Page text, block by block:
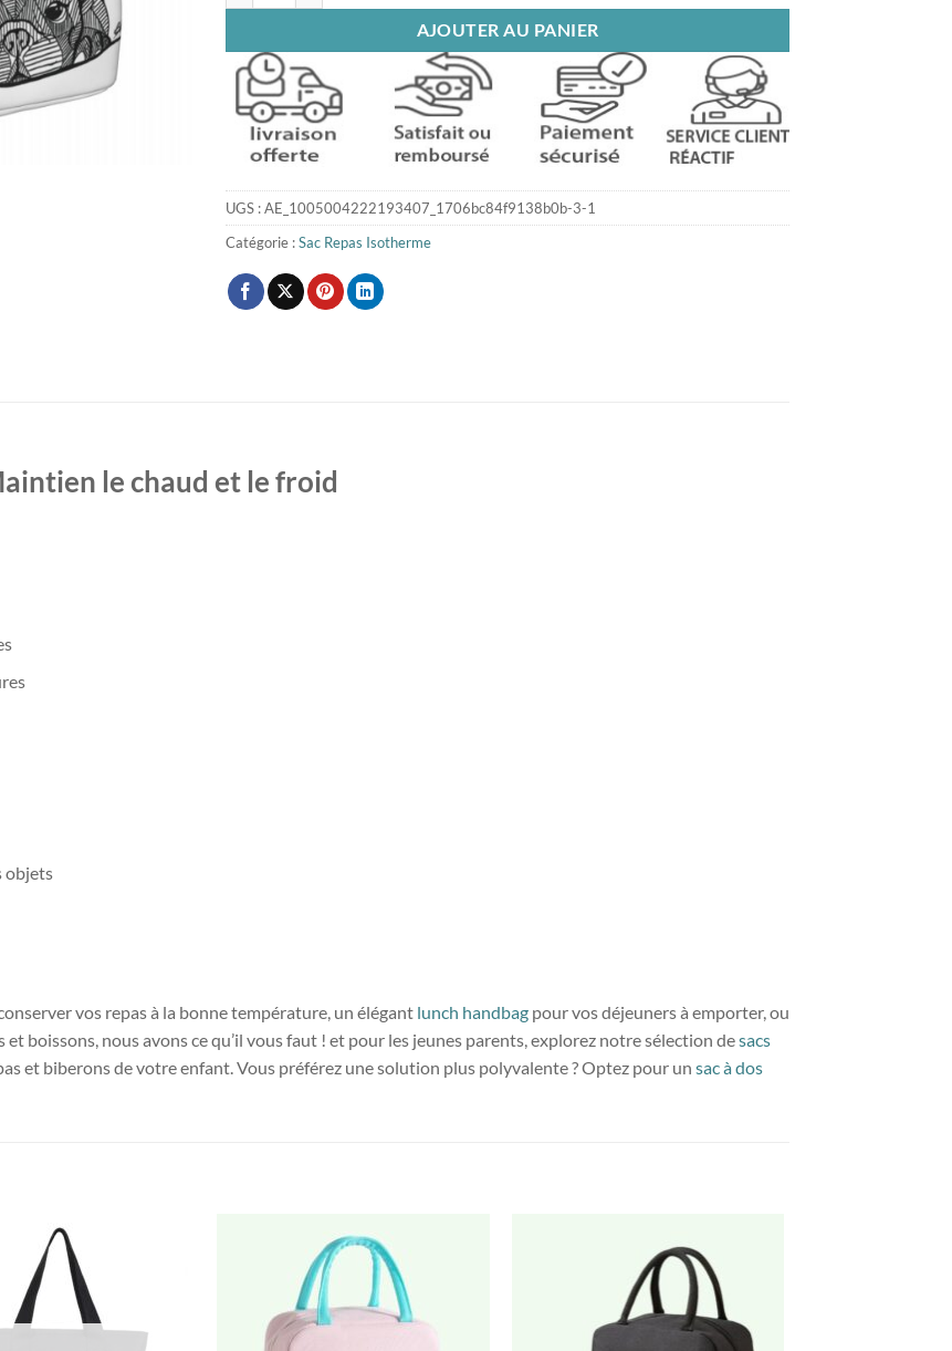
AJOUTER AU PANIER
UGS :AE_1005004222193407_1706bc84f9138b0b-3-1
Catégorie :Sac Repas Isotherme
le chaud et le froid
objets
vos repas à la bonne température, un élégant lunch handbag pour vos déjeuners à emporter, ou
et boissons, nous avons ce qu’il vous faut ! et pour les jeunes parents, explorez notre sélection desacs
et biberons de votre enfant. Vous préférez une solution plus polyvalente ? Optez pour un sac à dos